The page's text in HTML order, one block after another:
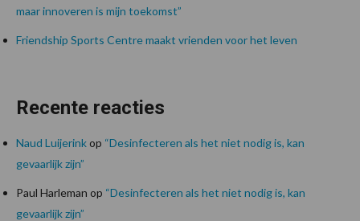
maar innoveren is mijn toekomst”
Friendship Sports Centre maakt vrienden voor het leven
Recente reacties
Naud Luijerinkop “Desinfecteren als het niet nodig is, kan
gevaarlijk zijn”
Paul Harleman op “Desinfecteren als het niet nodig is, kan
gevaarlijk zijn”